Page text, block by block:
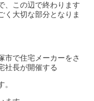
、この辺で終わります
く大切な部分となりま
市で住宅メーカーをさ
社長が開催する